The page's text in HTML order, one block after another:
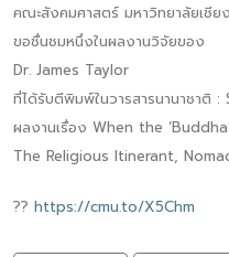
คณะสังคมศาสตร์ มหาวิทยาลัยเชีย
ขอชื่นชมหนึ่งในผลงานวิจัยของ
Dr. James Taylor
ที่ได้รับตีพิมพ์ในวารสารนานาชาติ :
ผลงานเรื่อง When the
The Religious Itinerant,
?? https://cmu.to/X5Chm